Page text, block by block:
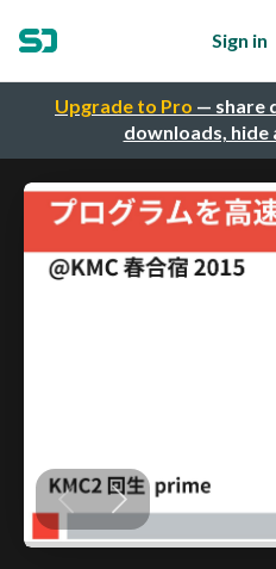
Upgrade to Pro — share
downloads, hide
Sign in